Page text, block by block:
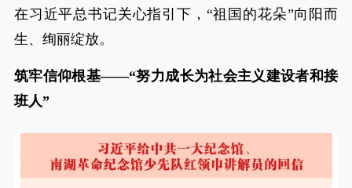
在习近平总书记关心指引下，“祖国的花朵”向阳而
生、绚丽绽放。
筑牢信仰根基——“努力成长为社会主义建设者和接
班人”